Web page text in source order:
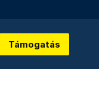
Támogatás